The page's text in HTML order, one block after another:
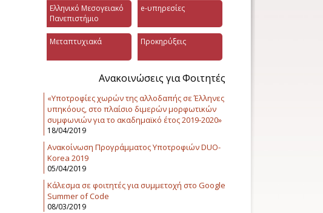
Ελληνικό Μεσογειακό
Πανεπιστήμιο
e-υπηρεσίες
Μεταπτυχιακά Προκηρύξεις
Ανακοινώσεις για Φοιτητές
«Υποτροφίες χωρών της αλλοδαπής σε Έλληνες
υπηκόους, στο πλαίσιο διμερών μορφωτικών
συμφωνιών για το ακαδημαϊκό έτος 2019-2020»
18/04/2019
Ανακοίνωση Προγράμματος Υποτροφιών DUO-
Korea 2019
05/04/2019
Κάλεσμα σε φοιτητές για συμμετοχή στο Google
Summer of Code
08/03/2019